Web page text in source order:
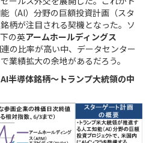
（AI）分野の巨額投資計画（スタ
柄が注目される契機となった。ソ
の英アームホールディングス
の比率が高い中、データセンター
業績拡大の余地があるだろう。
AI半導体銘柄～トランプ大統領の中